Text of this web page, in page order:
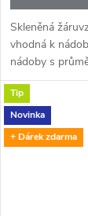
Skleněná
vhodná k
nádoby s
Tip
Novinka
+ Dárek zdarma